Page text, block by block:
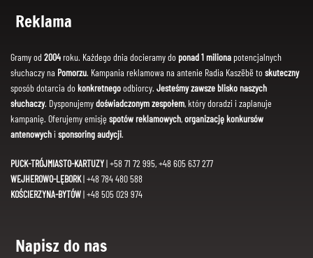
Reklama
Gramy od 2004roku. Każdego dnia docieramy do ponad 1 miliona potencjalnych
słuchaczy na Pomorzu. Kampania reklamowa na antenie Radia Kaszëbë toskuteczny
sposób dotarcia dokonkretnegoodbiorcy. Jesteśmy zawsze blisko naszych
słuchaczy. Dysponujemydoświadczonym zespołem, który doradzi i zaplanuje
kampanię. Oferujemy emisję spotów reklamowych,organizację konkursów
antenowychi sponsoring audycji.
PUCK-TRÓJMIASTO-KARTUZY| +58 71 72 995, +48 605 637 277
WEJHEROWO-LĘBORK| +48 784 480 588
KOŚCIERZYNA-BYTÓW| +48 505 029 974
Napisz do nas